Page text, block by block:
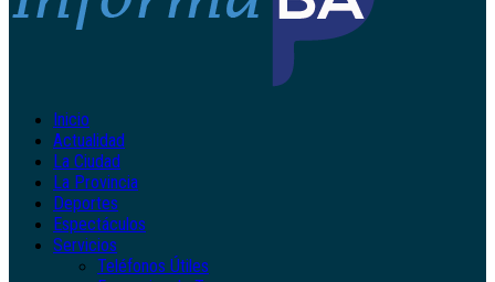
Inicio
Actualidad
La Ciudad
La Provincia
Deportes
Espectáculos
Servicios
Teléfonos Útiles